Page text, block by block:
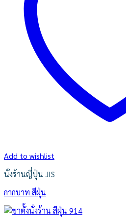
Add to wishlist
นั่งร้านญี่ปุ่น JIS
กากบาท สีฝุ่น